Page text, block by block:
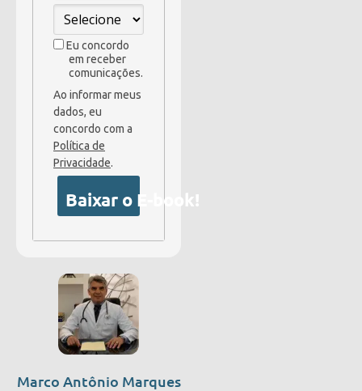
Eu concordo
em receber
comunicações.
Ao informar meus
dados, eu
concordo com a
Política de
Privacidade.
Baixar o E-book!
Marco Antônio Marques